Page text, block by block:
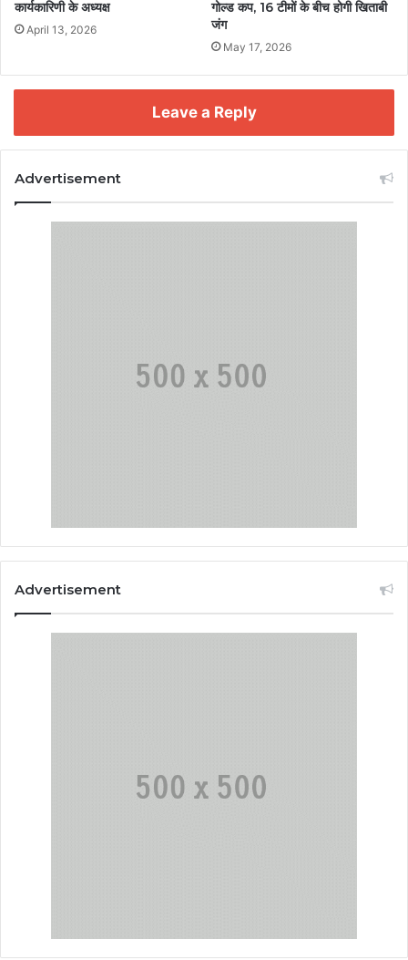
कार्यकारिणी के अध्यक्ष
April 13, 2026
गोल्ड कप, 16 टीमों के बीच होगी खिताबी
जंग
May 17, 2026
Leave a Reply
Advertisement
Advertisement